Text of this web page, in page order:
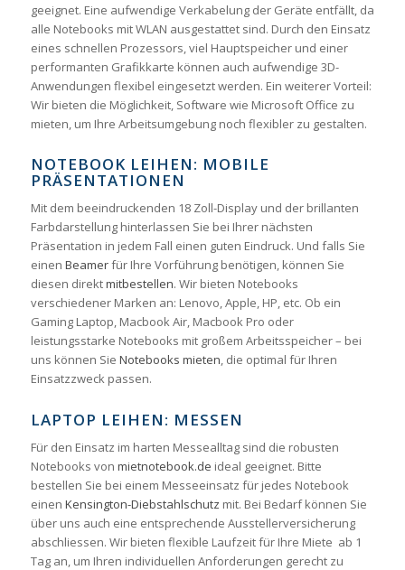
geeignet. Eine aufwendige Verkabelung der Geräte entfällt, da
alle Notebooks mit WLAN ausgestattet sind. Durch den Einsatz
eines schnellen Prozessors, viel Hauptspeicher und einer
performanten Grafikkarte können auch aufwendige 3D-
Anwendungen flexibel eingesetzt werden. Ein weiterer Vorteil:
Wir bieten die Möglichkeit, Software wie Microsoft Office zu
mieten, um Ihre Arbeitsumgebung noch flexibler zu gestalten.
NOTEBOOK LEIHEN: MOBILE
PRÄSENTATIONEN
Mit dem beeindruckenden 18 Zoll-Display und der brillanten
Farbdarstellung hinterlassen Sie bei Ihrer nächsten
Präsentation in jedem Fall einen guten Eindruck. Und falls Sie
einen Beamerfür Ihre Vorführung benötigen, können Sie
diesen direktmitbestellen. Wir bieten Notebooks
verschiedener Marken an: Lenovo, Apple, HP, etc. Ob ein
Gaming Laptop, Macbook Air, Macbook Pro oder
leistungsstarke Notebooks mit großem Arbeitsspeicher – bei
uns können Sie Notebooks mieten, die optimal für Ihren
Einsatzzweck passen.
LAPTOP LEIHEN: MESSEN
Für den Einsatz im harten Messealltag sind die robusten
Notebooks von mietnotebook.de ideal geeignet. Bitte
bestellen Sie bei einem Messeeinsatz für jedes Notebook
einen Kensington-Diebstahlschutz mit. Bei Bedarf können Sie
über uns auch eine entsprechende Ausstellerversicherung
abschliessen. Wir bieten flexible Laufzeit für Ihre Miete ab 1
Tag an, um Ihren individuellen Anforderungen gerecht zu